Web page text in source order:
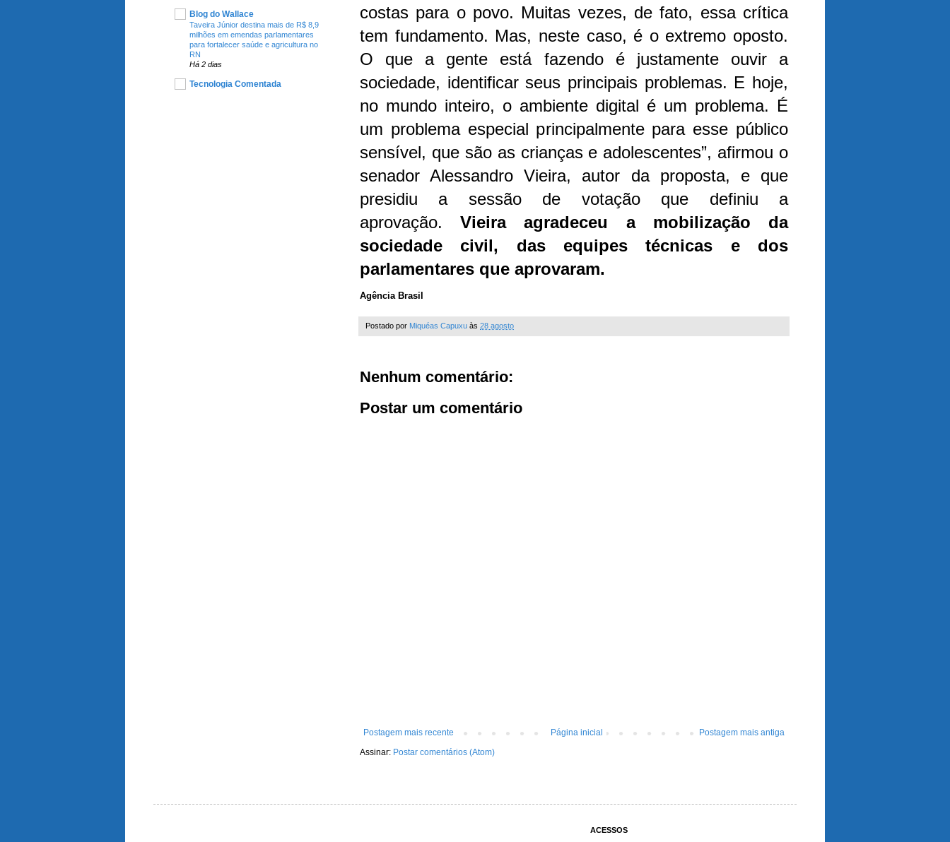
costas para o povo. Muitas vezes, de fato, essa crítica
tem fundamento. Mas, neste caso, é o extremo oposto.
O que a gente está fazendo é justamente ouvir a
sociedade, identificar seus principais problemas. E hoje,
no mundo inteiro, o ambiente digital é um problema. É
um problema especial principalmente para esse público
sensível, que são as crianças e adolescentes”, afirmou o
senador Alessandro Vieira, autor da proposta, e que
presidiu a sessão de votação que definiu a
aprovação.Vieira agradeceu a mobilização da
sociedade civil, das equipes técnicas e dos
parlamentares que aprovaram.
Agência Brasil
Postado por Miquéas Capuxu às 28 agosto
Nenhum comentário:
Postar um comentário
Postagem mais recente Postagem mais antiga
Página inicial
Assinar: Postar comentários (Atom)
Blog do Wallace
Taveira Júnior destina mais de R$ 8,9
milhões em emendas parlamentares
para fortalecer saúde e agricultura no
RN
Há 2 dias
Tecnologia Comentada
ACESSOS